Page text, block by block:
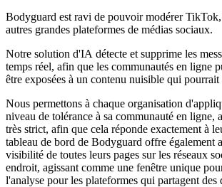
Bodyguard est ravi de pouvoir modérer
autres grandes plateformes de médias sociaux.
Notre solution d'IA détecte et supprime les
temps réel, afin que les communautés en ligne
être exposées à un contenu nuisible qui
Nous permettons à chaque organisation
niveau de tolérance à sa communauté en ligne,
très strict, afin que cela réponde exactement à
tableau de bord de Bodyguard offre également
visibilité de toutes leurs pages sur les réseaux
endroit, agissant comme une fenêtre unique
l'analyse pour les plateformes qui partagent des